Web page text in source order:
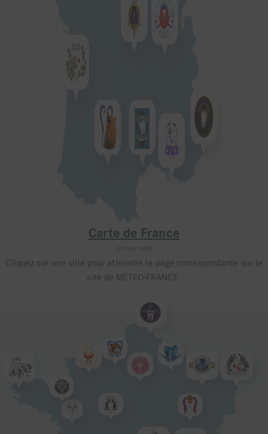
Carte de France
(02/06/1999)
Cliquez sur une ville pour atteindre la page correspondante sur le
site de METEO-FRANCE.